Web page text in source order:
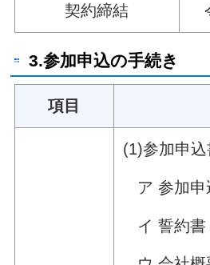
契約締結
3.参加申込の手続き
項目
(1)参加申
ア 参加申
イ 誓約書